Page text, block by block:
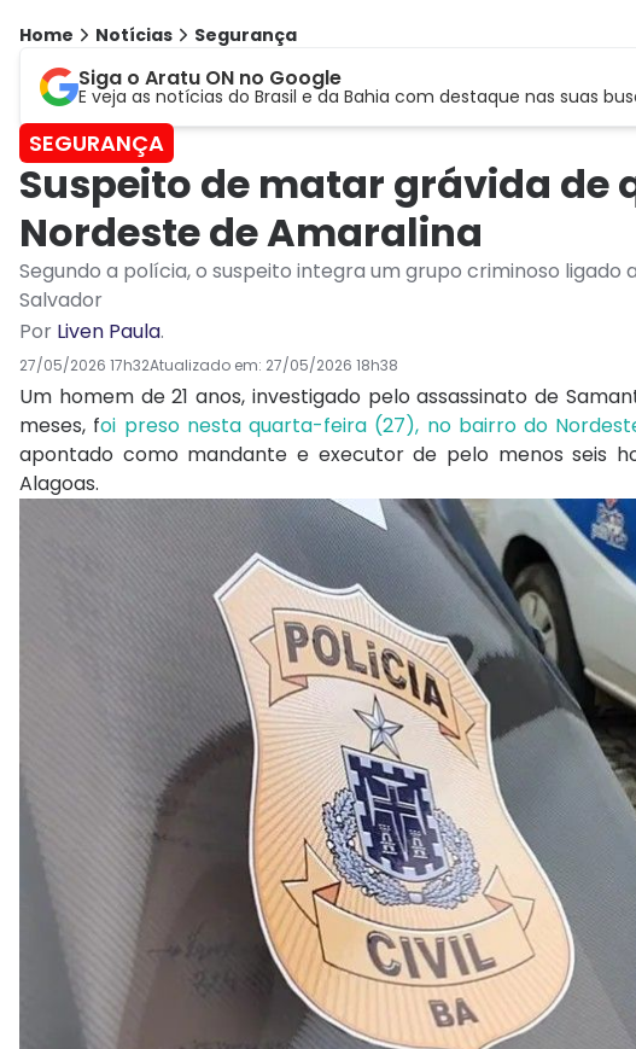
Home Notícias Segurança
Siga o Aratu ON no Google
E veja as notícias do Brasil e da Bahia com destaque nas suas
SEGURANÇA
Suspeito de matar grávida de
Nordeste de Amaralina
Segundo a polícia, o suspeito integra um grupo criminoso
Salvador
Por Liven Paula.
27/05/2026 17h32Atualizado em: 27/05/2026 18h38
Um homem de 21 anos, investigado pelo assassinato de
meses, foi preso nesta quarta-feira (27), no bairro do
apontado como mandante e executor de pelo menos seis
Alagoas.